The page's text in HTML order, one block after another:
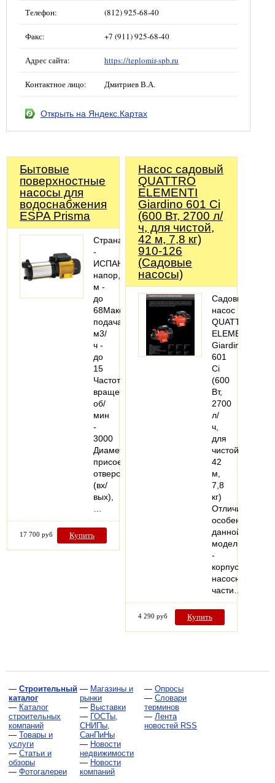
Телефон: (812) 925-68-40
Факс: +7 (911) 925-68-40
Адрес сайта: https://teplomir-spb.ru
Контактное лицо: Дмитриев В.А.
Открыть на Яндекс.Картах
Бытовые
поверхностные
насосы для
водоснабжения
ESPA Prisma
Страна
-
ИСПАНИЯМаксимальный
напор,
м -
до
68Максимальная
подача,
м3/
ч -
до
15
Частота
вращения,
об/
мин
-
3000
Диаметр
присоединительных
отверстий
(вх/
вых),
17 700 руб Купить
Насос садовый
QUATTRO
ELEMENTI
Giardino 601 Ci
(600 Вт, 2700 л/
ч, для чистой,
42 м, 7,8 кг)
910-126
(Садовые
насосы)
Садовый
насос
QUATTRO
ELEMENTI
Giardino
601
Ci
(600
Вт,
2700
л/
ч,
для
чистой,
42
м,
7,8
кг)
Отличительная
особенность
данной
модели
-
корпус
насосной
части…
4 290 руб Купить
— Строительный
каталог
— Каталог
строительных
компаний
— Товары и
услуги
— Статьи и
обзоры
— Фотогалереи
— Магазины и
рынки
— Выставки
— ГОСТы,
СНИПы,
СанПиНы
— Новости
недвижимости
— Новости
компаний
— Опросы
— Словари
терминов
— Лента
новостей RSS